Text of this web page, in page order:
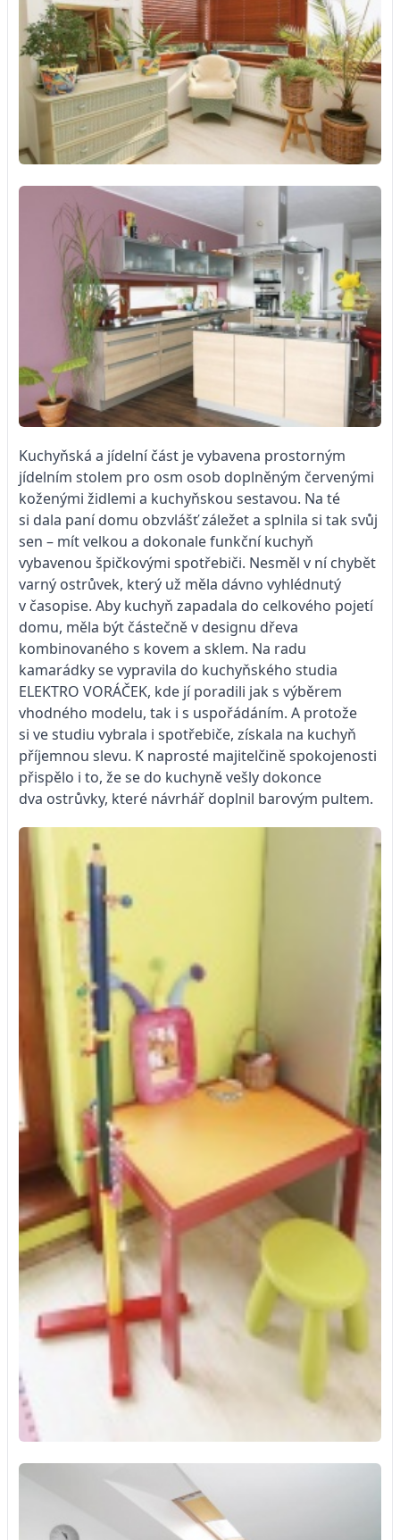
Kuchyňská a jídelní část je vybavena prostorným
jídelním stolem pro osm osob doplněným červenými
koženými židlemi a kuchyňskou sestavou. Na té
si dala paní domu obzvlášť záležet a splnila si tak svůj
sen – mít velkou a dokonale funkční kuchyň
vybavenou špičkovými spotřebiči. Nesměl v ní chybět
varný ostrůvek, který už měla dávno vyhlédnutý
v časopise. Aby kuchyň zapadala do celkového pojetí
domu, měla být částečně v designu dřeva
kombinovaného s kovem a sklem. Na radu
kamarádky se vypravila do kuchyňského studia
ELEKTRO VORÁČEK, kde jí poradili jak s výběrem
vhodného modelu, tak i s uspořádáním. A protože
si ve studiu vybrala i spotřebiče, získala na kuchyň
příjemnou slevu. K naprosté majitelčině spokojenosti
přispělo i to, že se do kuchyně vešly dokonce
dva ostrůvky, které návrhář doplnil barovým pultem.